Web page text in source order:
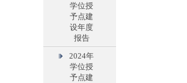
学位授
予点建
设年度
报告
2024年
学位授
予点建